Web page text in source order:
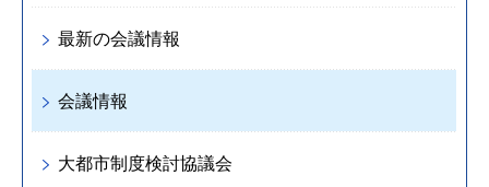
最新の会議情報
会議情報
大都市制度検討協議会